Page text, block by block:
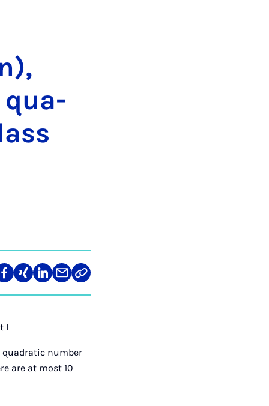
qua­
Teilen
auf
Teilen
auf
Teilen
auf
Teilen
über
Link
kopieren
I
quadratic number
are at most 10